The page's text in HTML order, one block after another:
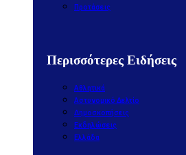
Προτάσεις
Περισσότερες Ειδήσεις
Αθλητικά
Αστυνομικό Δελτίο
Δημοσκοπήσεις
Εκδηλώσεις
Ελλάδα